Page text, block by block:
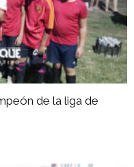
de la liga de